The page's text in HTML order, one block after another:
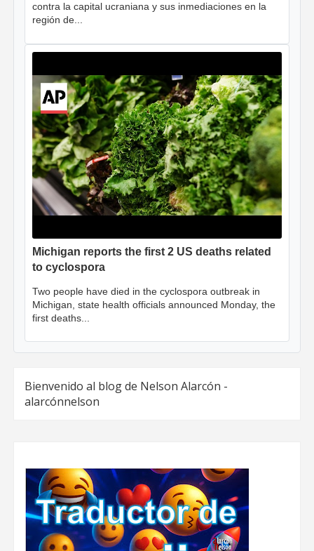
contra la capital ucraniana y sus inmediaciones en la
región de...
Michigan reports the first 2 US deaths related
to cyclospora
Two people have died in the cyclospora outbreak in
Michigan, state health officials announced Monday, the
first deaths...
Bienvenido al blog de Nelson Alarcón -
alarcónnelson